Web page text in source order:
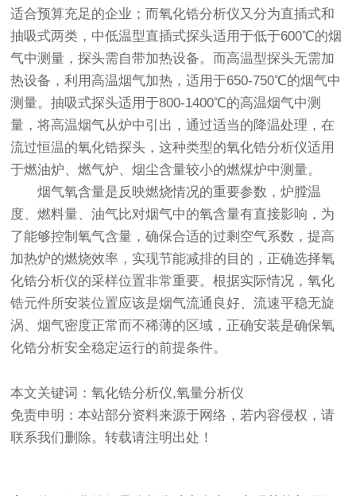
适合预算充足的企业；而氧化锆分析仪又分为直插式和
抽吸式两类，中低温型直插式探头适用于低于600℃的烟
气中测量，探头需自带加热设备。而高温型探头无需加
热设备，利用高温烟气加热，适用于650-750℃的烟气中
测量。抽吸式探头适用于800-1400℃的高温烟气中测
量，将高温烟气从炉中引出，通过适当的降温处理，在
流过恒温的氧化锆探头，这种类型的氧化锆分析仪适用
于燃油炉、燃气炉、烟尘含量较小的燃煤炉中测量。
烟气氧含量是反映燃烧情况的重要参数，炉膛温
度、燃料量、油气比对烟气中的氧含量有直接影响，为
了能够控制氧气含量，确保合适的过剩空气系数，提高
加热炉的燃烧效率，实现节能减排的目的，正确选择氧
化锆分析仪的采样位置非常重要。根据实际情况，氧化
锆元件所安装位置应该是烟气流通良好、流速平稳无旋
涡、烟气密度正常而不稀薄的区域，正确安装是确保氧
化锆分析安全稳定运行的前提条件。
本文关键词：氧化锆分析仪,氧量分析仪
免责申明：本站部分资料来源于网络，若内容侵权，请
联系我们删除。转载请注明出处！